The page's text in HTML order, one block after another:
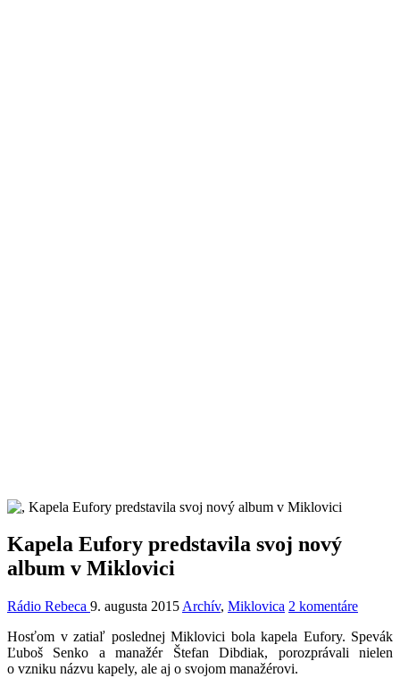
Kapela Eufory predstavila svoj nový
album v Miklovici
Rádio Rebeca 9. augusta 2015 Archív, Miklovica 2 komentáre
Hosťom v zatiaľ poslednej Miklovici bola kapela Eufory. Spevák
Ľuboš Senko a manažér Štefan Dibdiak, porozprávali nielen
o vzniku názvu kapely, ale aj o svojom manažérovi.